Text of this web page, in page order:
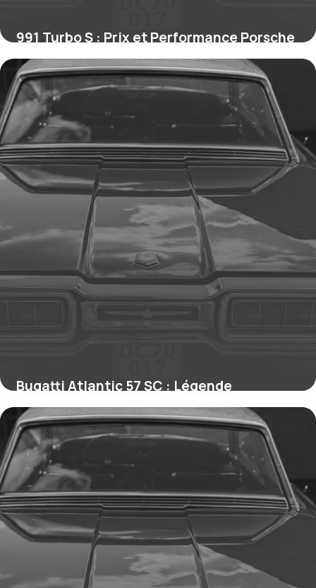
991 Turbo S : Prix et Performance Porsche
28 mai 2026
Bugatti Atlantic 57 SC : Légende
Automobile
26 mai 2026